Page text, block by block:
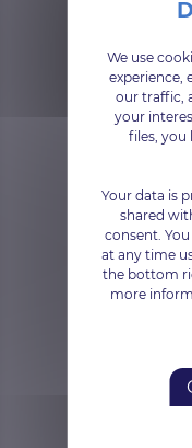
We use
experience,
our traffic,
your
files, you
Your data is
shared
consent.
at any time
the bottom
more